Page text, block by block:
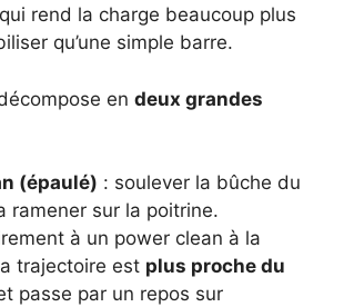
rend la charge beaucoup plus
qu’une simple barre.
en deux grandes
(épaulé) : soulever la bûche du
ramener sur la poitrine.
à un power clean à la
trajectoire est plus proche du
passe par un repos sur